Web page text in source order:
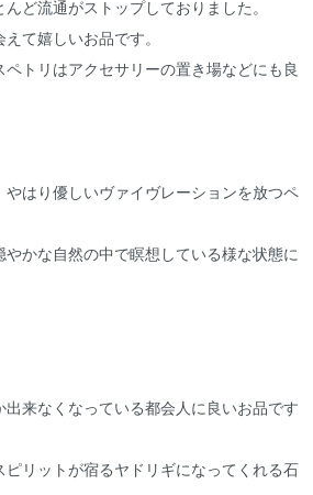
ど流通がストップしておりました。
て嬉しいお品です。
トリはアクセサリーの置き場などにも良
やはり優しいヴァイヴレーションを放つペ
かな自然の中で瞑想している様な状態に
来なくなっている都会人に良いお品です
ピリットが宿るヤドリギになってくれる石